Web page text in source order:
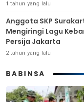
1 tahun yang lalu
Anggota SKP
Mengiringi Lagu
Persija Jakarta
2 tahun yang lalu
BABINSA